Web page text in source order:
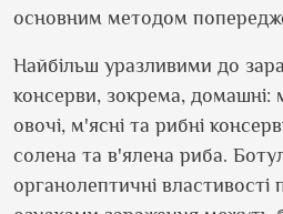
основним методом
Найбільш уразливими до
консерви, зокрема, домашні:
овочі, м'ясні та рибні
солена та в'ялена риба.
органолептичні властивості